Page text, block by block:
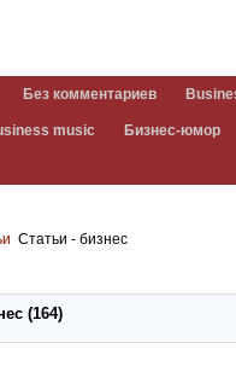
Без комментариев
music Бизнес-юмор
Статьи - бизнес
(164)